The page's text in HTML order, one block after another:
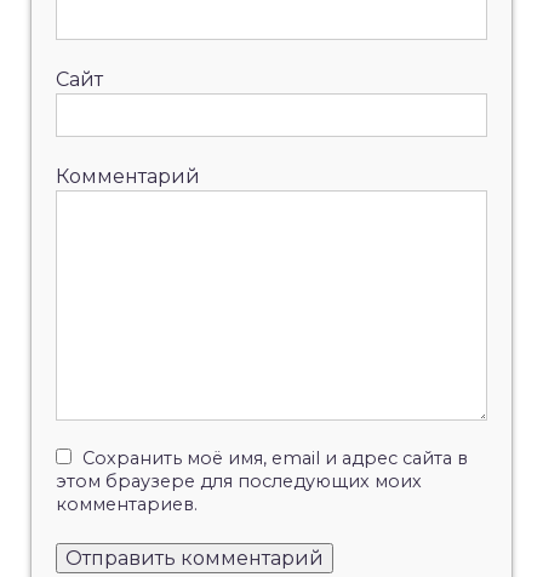
Сайт
Комментарий
Сохранить моё имя, email и адрес сайта в
этом браузере для последующих моих
комментариев.